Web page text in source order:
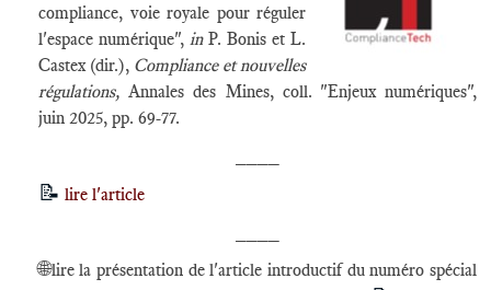
compliance, voie royale pour réguler
l'espace numérique", in P. Bonis et L.
Castex (dir.), Compliance et nouvelles
régulations, Annales des Mines, coll. "Enjeux numériques",
juin 2025, pp. 69-77.
📝 lire l'article
🌐lire la présentation de l'article introductif du numéro spécial